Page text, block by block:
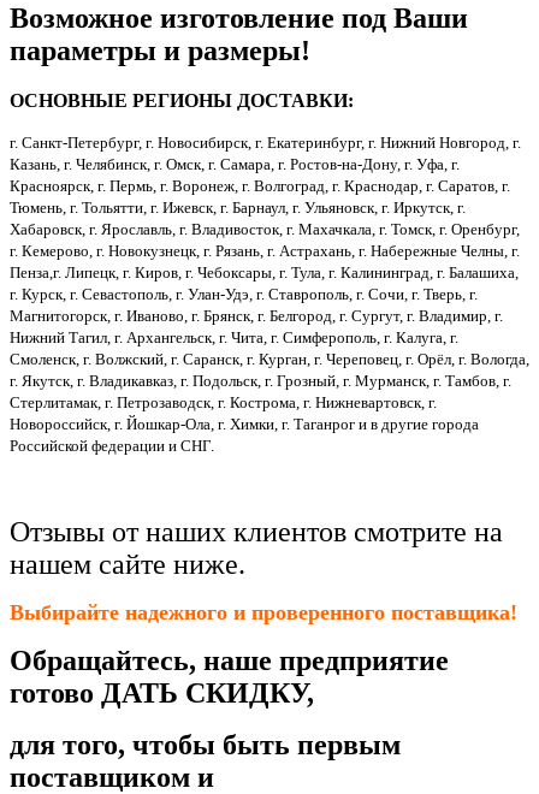
Возможное изготовление под Ваши
параметры и размеры!
ОСНОВНЫЕ РЕГИОНЫ ДОСТАВКИ:
г. Санкт-Петербург, г. Новосибирск, г. Екатеринбург, г. Нижний Новгород, г.
Казань, г. Челябинск, г. Омск, г. Самара, г. Ростов-на-Дону, г. Уфа, г.
Красноярск, г. Пермь, г. Воронеж, г. Волгоград, г. Краснодар, г. Саратов, г.
Тюмень, г. Тольятти, г. Ижевск, г. Барнаул, г. Ульяновск, г. Иркутск, г.
Хабаровск, г. Ярославль, г. Владивосток, г. Махачкала, г. Томск, г. Оренбург,
г. Кемерово, г. Новокузнецк, г. Рязань, г. Астрахань, г. Набережные Челны, г.
Пенза,г. Липецк, г. Киров, г. Чебоксары, г. Тула, г. Калининград, г. Балашиха,
г. Курск, г. Севастополь, г. Улан-Удэ, г. Ставрополь, г. Сочи, г. Тверь, г.
Магнитогорск, г. Иваново, г. Брянск, г. Белгород, г. Сургут, г. Владимир, г.
Нижний Тагил, г. Архангельск, г. Чита, г. Симферополь, г. Калуга, г.
Смоленск, г. Волжский, г. Саранск, г. Курган, г. Череповец, г. Орёл, г. Вологда,
г. Якутск, г. Владикавказ, г. Подольск, г. Грозный, г. Мурманск, г. Тамбов, г.
Стерлитамак, г. Петрозаводск, г. Кострома, г. Нижневартовск, г.
Новороссийск, г. Йошкар-Ола, г. Химки, г. Таганрог и в другие города
Российской федерации и СНГ.
Отзывы от наших клиентов смотрите на
нашем сайте ниже.
Выбирайте надежного и проверенного поставщика!
Обращайтесь, наше предприятие
готово ДАТЬ СКИДКУ,
для того, чтобы быть первым
поставщиком и